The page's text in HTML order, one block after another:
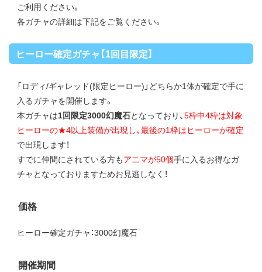
ご利用ください。
各ガチャの詳細は下記をご覧ください。
ヒーロー確定ガチャ【1回目限定】
「ロディ/ギャレッド(限定ヒーロー)」どちらか1体が確定で手に
入るガチャを開催します。
本ガチャは1回限定3000幻魔石となっており、5枠中4枠は対象
ヒーローの★4以上装備が出現し、最後の1枠はヒーローが確定
で出現します！
すでに仲間にされている方もアニマが50個手に入るお得なガ
チャとなっておりますためお見逃しなく！
価格
ヒーロー確定ガチャ：3000幻魔石
開催期間